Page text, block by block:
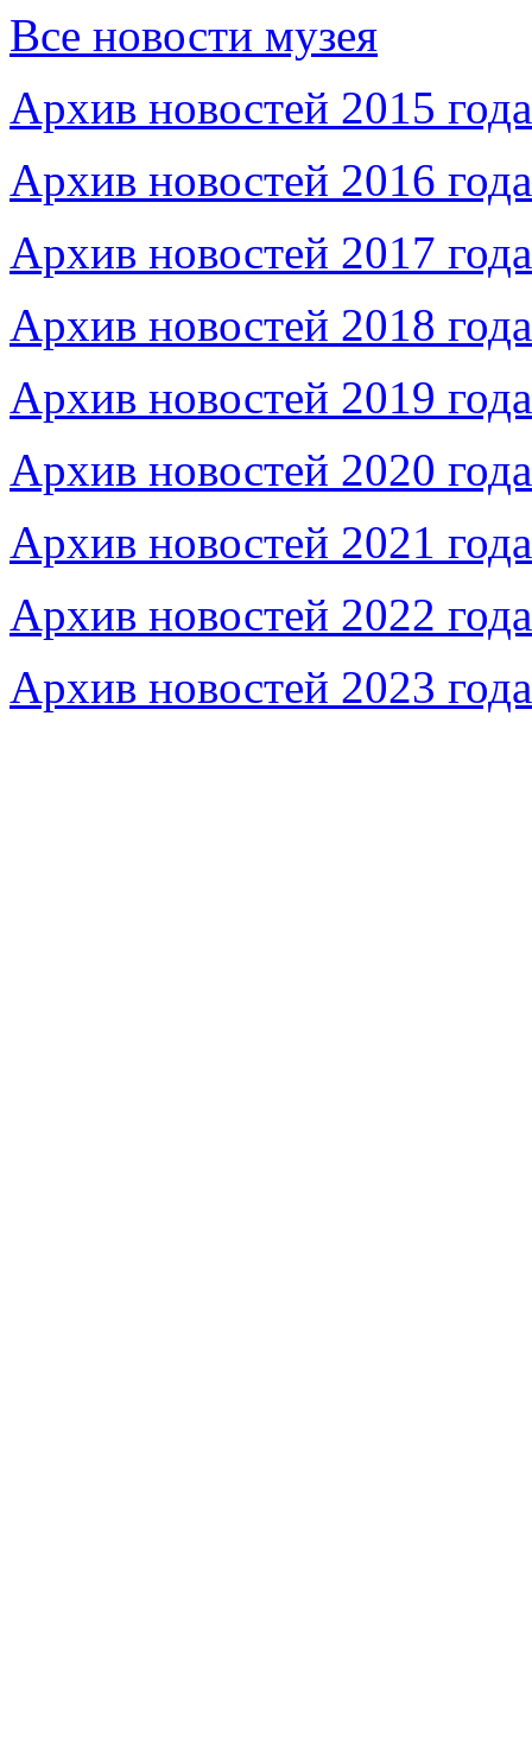
Все новости музея
Архив новостей 2015 года
Архив новостей 2016 года
Архив новостей 2017 года
Архив новостей 2018 года
Архив новостей 2019 года
Архив новостей 2020 года
Архив новостей 2021 года
Архив новостей 2022 года
Архив новостей 2023 года